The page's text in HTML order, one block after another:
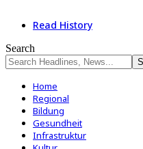
Read History
Search
Home
Regional
Bildung
Gesundheit
Infrastruktur